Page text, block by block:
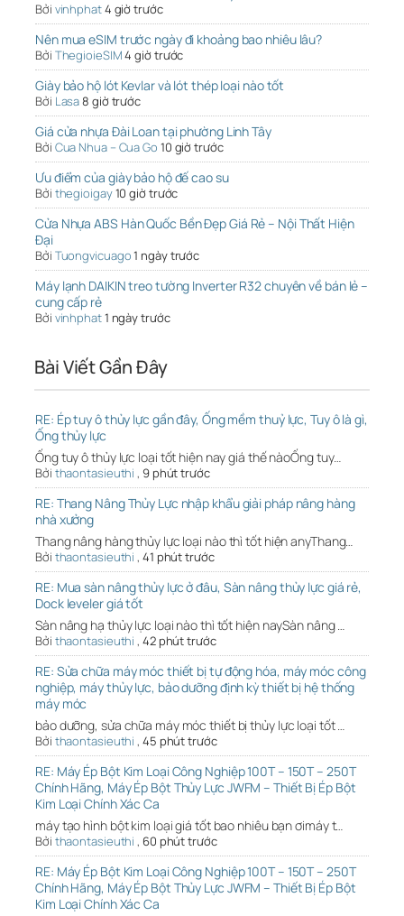
Bởi vinhphat4 giờ trước
Nên mua eSIM trước ngày đi khoảng bao nhiêu lâu?
Bởi ThegioieSIM4 giờ trước
Giày bảo hộ lót Kevlar và lót thép loại nào tốt
Bởi Lasa8 giờ trước
Giá cửa nhựa Đài Loan tại phường Linh Tây
Bởi Cua Nhua – Cua Go 10 giờ trước
Ưu điểm của giày bảo hộ đế cao su
Bởi thegioigay10 giờ trước
Cửa Nhựa ABS Hàn Quốc Bền Đẹp Giá Rẻ – Nội Thất Hiện
Đại
Bởi Tuongvicuago1 ngày trước
Máy lạnh DAIKIN treo tường Inverter R32 chuyên về bán lẻ –
cung cấp rẻ
Bởi vinhphat1 ngày trước
Bài Viết Gần Đây
RE: Ép tuy ô thủy lực gần đây, Ống mềm thuỷ lực, Tuy ô là gì,
Ống thủy lực
Ống tuy ô thủy lực loại tốt hiện nay giá thế nàoỐng tuy…
Bởi thaontasieuthi , 9 phút trước
RE: Thang Nâng Thủy Lực nhập khẩu giải pháp nâng hàng
nhà xưởng
Thang nâng hàng thủy lực loại nào thì tốt hiện anyThang…
Bởi thaontasieuthi , 41 phút trước
RE: Mua sàn nâng thủy lực ở đâu, Sàn nâng thủy lực giá rẻ,
Dock leveler giá tốt
Sàn nâng hạ thủy lực loại nào thì tốt hiện naySàn nâng …
Bởi thaontasieuthi , 42 phút trước
RE: Sửa chữa máy móc thiết bị tự động hóa, máy móc công
nghiệp, máy thủy lực, bảo dưỡng định kỳ thiết bị hệ thống
máy móc
bảo dưỡng, sửa chữa máy móc thiết bị thủy lực loại tốt …
Bởi thaontasieuthi , 45 phút trước
RE: Máy Ép Bột Kim Loại Công Nghiệp 100T – 150T – 250T
Chính Hãng, Máy Ép Bột Thủy Lực JWFM – Thiết Bị Ép Bột
Kim Loại Chính Xác Ca
máy tạo hình bột kim loại giá tốt bao nhiêu bạn ơimáy t…
Bởi thaontasieuthi , 60 phút trước
RE: Máy Ép Bột Kim Loại Công Nghiệp 100T – 150T – 250T
Chính Hãng, Máy Ép Bột Thủy Lực JWFM – Thiết Bị Ép Bột
Kim Loại Chính Xác Ca